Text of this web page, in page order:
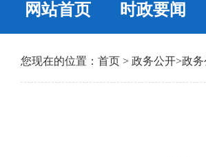
网站首页 时政要闻
您现在的位置： 首页 > 政务公开>政